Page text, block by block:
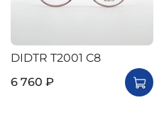
DIDTR T2001 C8
6 760 ₽